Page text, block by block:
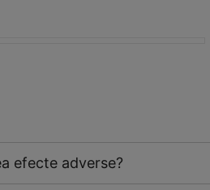
efecte adverse?